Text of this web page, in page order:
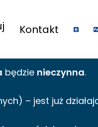
Kontakt
będzie nieczynna.
– jest już